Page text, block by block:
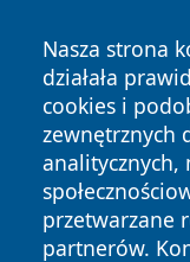
Nasza strona
działała
cookies i
zewnętrznych
analitycznych,
przetwarzane
partnerów.
Copyright © 2026
zastrzeżone.